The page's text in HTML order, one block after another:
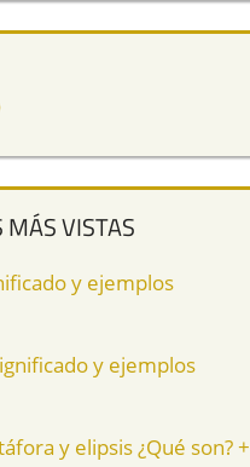
MÁS VISTAS
y ejemplos
y ejemplos
y elipsis ¿Qué son? +